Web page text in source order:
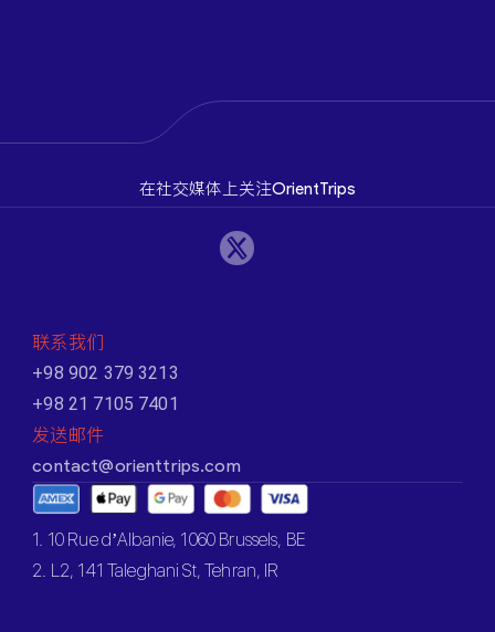
在社交媒体上关注OrientTrips
联系我们
+98 902 379 3213
+98 21 7105 7401
发送邮件
contact@orienttrips.com
1. 10 Rue d’Albanie, 1060 Brussels, BE
2. L2, 141 Taleghani St, Tehran, IR